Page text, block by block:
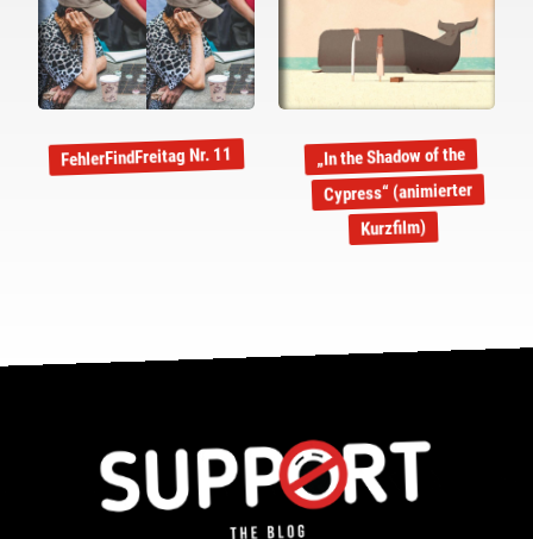
FehlerFindFreitag Nr. 11
„In the Shadow of the
Cypress“ (animierter
Kurzfilm)